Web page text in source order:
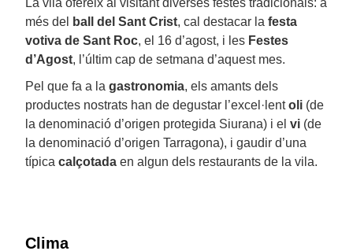
La vila ofereix al visitant diverses festes tradicionals: a
més del
ball del Sant Crist, cal destacar la festa
votiva de Sant Roc, el 16 d’agost, i les Festes
d’Agost, l’últim cap de setmana d’aquest mes.
Pel que fa a la gastronomia, els amants dels
productes nostrats han de degustar l’excel·lentoli (de
la denominació d’origen protegida Siurana) i el vi (de
la denominació d’origen Tarragona), i gaudir d’una
típica calçotada en algun dels restaurants de la vila.
Clima